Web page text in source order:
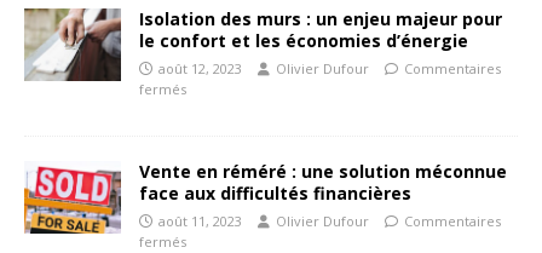
Isolation des murs : un enjeu majeur pour
le confort et les économies d’énergie
août 12, 2023 Olivier Dufour
Commentaires
fermés
Vente en réméré : une solution méconnue
face aux difficultés financières
août 11, 2023 Olivier Dufour
Commentaires
fermés